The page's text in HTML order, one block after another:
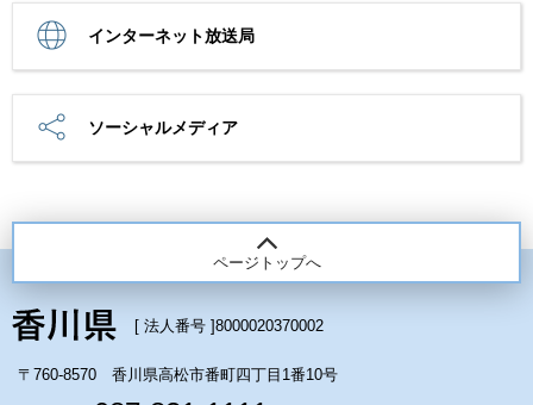
インターネット放送局
ソーシャルメディア
ページトップへ
[ 法人番号 ]8000020370002
〒760-8570 香川県高松市番町四丁目1番10号